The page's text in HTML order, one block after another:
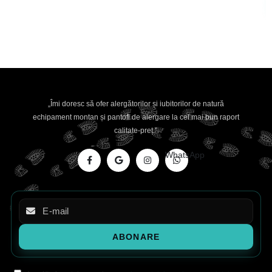
„Îmi doresc să ofer alergătorilor și iubitorilor de natură
echipament montan și pantofi de alergare la cel mai bun raport
calitate-preț.”
WhatsApp